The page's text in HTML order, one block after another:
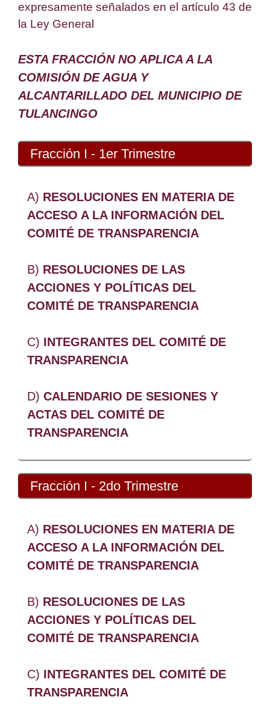
expresamente señalados en el artículo 43 de
la Ley General
ESTA FRACCIÓN NO APLICA A LA
COMISIÓN DE AGUA Y
ALCANTARILLADO DEL MUNICIPIO DE
TULANCINGO
Fracción I - 1er Trimestre
A) RESOLUCIONES EN MATERIA DE
ACCESO A LA INFORMACIÓN DEL
COMITÉ DE TRANSPARENCIA
B) RESOLUCIONES DE LAS
ACCIONES Y POLÍTICAS DEL
COMITÉ DE TRANSPARENCIA
C) INTEGRANTES DEL COMITÉ DE
TRANSPARENCIA
D) CALENDARIO DE SESIONES Y
ACTAS DEL COMITÉ DE
TRANSPARENCIA
Fracción I - 2do Trimestre
A) RESOLUCIONES EN MATERIA DE
ACCESO A LA INFORMACIÓN DEL
COMITÉ DE TRANSPARENCIA
B) RESOLUCIONES DE LAS
ACCIONES Y POLÍTICAS DEL
COMITÉ DE TRANSPARENCIA
C) INTEGRANTES DEL COMITÉ DE
TRANSPARENCIA